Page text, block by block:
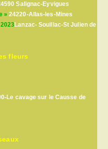
Salignac-Eyvigues
» 24220-Allas-les-Mines
Lanzac- Souillac-St Julien de
fleurs
Le cavage sur le Causse de